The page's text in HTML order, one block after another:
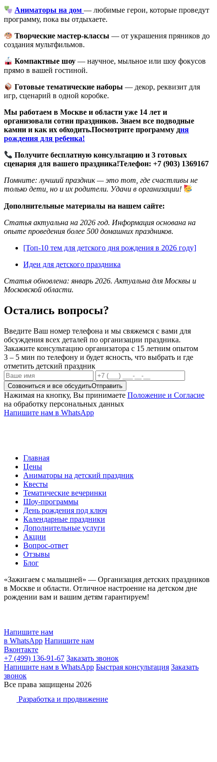
Аниматоры на дом — любимые герои, которые проведут
программу, пока вы отдыхаете.
Творческие мастер-классы — от украшения пряников до
создания мультфильмов.
Компактные шоу — научное, мыльное или шоу фокусов
прямо в вашей гостиной.
Готовые тематические наборы — декор, реквизит для
игр, сценарий в одной коробке.
Мы работаем в Москве и области уже 14 лет и
организовали сотни праздников. Знаем все подводные
камни и как их обходить.Посмотрите программу дня
рождения для ребенка!
Получите бесплатную консультацию и 3 готовых
сценария для вашего праздника!Телефон: +7 (903) 1369167
Помните: лучший праздник — это тот, где счастливы не
только дети, но и их родители. Удачи в организации!
Дополнительные материалы на нашем сайте:
Статья актуальна на 2026 год. Информация основана на
опыте проведения более 500 домашних праздников.
[Топ-10 тем для детского дня рождения в 2026 году]
Идеи для детского праздника
Статья обновлена: январь 2026. Актуальна для Москвы и
Московской области.
Остались вопросы?
Введите Ваш номер телефона и мы свяжемся с вами для
обсуждения всех деталей по организации праздника.
Закажите консультацию организатора с 15 летним опытом
3 – 5 мин по телефону и будет ясность, что выбрать и где
отметить детский праздник
Созвониться и все обсудитьОтправить
Нажимая на кнопку, Вы принимаете Положение и Согласие
на обработку персональных данных
Напишите нам в WhatsApp
Главная
Цены
Аниматоры на детский праздник
Квесты
Тематические вечеринки
Шоу-программы
День рождения под ключ
Календарные праздники
Дополнительные услуги
Акции
Вопрос-ответ
Отзывы
Блог
«Зажигаем с малышней» — Организация детских праздников
в Москве и области. Отличное настроение на детском дне
рождении вам и вашим детям гарантируем!
Напишите нам
в WhatsApp Напишите нам
Вконтакте
+7 (499) 136-91-67 Заказать звонок
Напишите нам в WhatsApp Быстрая консультация Заказать
звонок
Все права защищены 2026
Разработка и продвижение